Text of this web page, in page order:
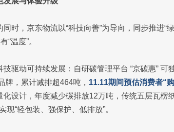
时，京东物流以“科技向善”为导向，同步推进“
“温度”。
技驱动可持续发展：自研碳管理平台 “京碳惠”
牌，累计减排超464吨， 11.11期间预估消费者“
化设计，年度减少碳排放12万吨，传统五层瓦楞
现“轻包装、强保护、低排放”。